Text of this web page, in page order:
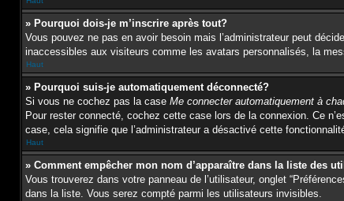
» Pourquoi dois-je m’inscrire après tout?
Vous pouvez ne pas en avoir besoin mais l’administrateur peut
inaccessibles aux visiteurs comme les avatars personnalisés, la
Haut
» Pourquoi suis-je automatiquement déconnecté?
Si vous ne cochez pas la case Me connecter automatiquement à
Pour rester connecté, cochez cette case lors de la connexion. Ce
case, cela signifie que l’administrateur a désactivé cette
Haut
» Comment empêcher mon nom d’apparaître dans la liste des
Vous trouverez dans votre panneau de l’utilisateur, onglet
dans la liste. Vous serez compté parmi les utilisateurs invisibles.